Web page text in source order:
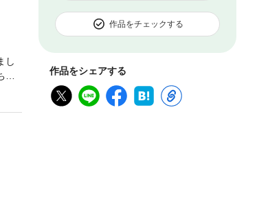
作品をチェックする
作品をシェアする
し